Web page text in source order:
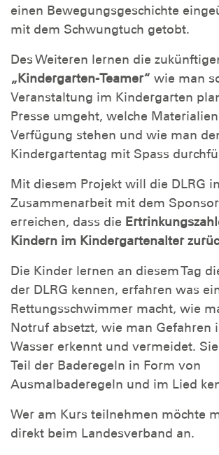
einen Bewegungsgeschichte
mit dem Schwungtuch getobt.
Des Weiteren lernen die
„Kindergarten-Teamer“ wie man
Veranstaltung im Kindergarten
Presse umgeht, welche
Verfügung stehen und wie man
Kindergartentag mit Spass
Mit diesem Projekt will die DLRG in
Zusammenarbeit mit dem
erreichen, dass die
Kindern im Kindergartenalter
Die Kinder lernen an diesem Tag
der DLRG kennen, erfahren was
Rettungsschwimmer macht, wie
Notruf absetzt, wie man Gefahren
Wasser erkennt und vermeidet.
Teil der Baderegeln in Form von
Ausmalbaderegeln und im Lied
Wer am Kurs teilnehmen möchte
direkt beim Landesverband an.